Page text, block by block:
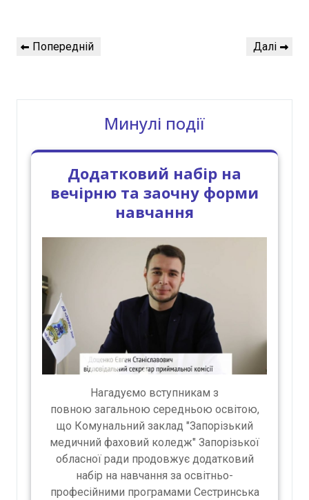
Навігація
записів
Попередній
Попередній
Наступний
Далі
Минулі події
Додатковий набір на
вечірню та заочну форми
навчання
Нагадуємо вступникам з
повною загальною середньою освітою,
що Комунальний заклад "Запорізький
медичний фаховий коледж" Запорізької
обласної ради продовжує додатковий
набір на навчання за освітньо-
професійними програмами Сестринська